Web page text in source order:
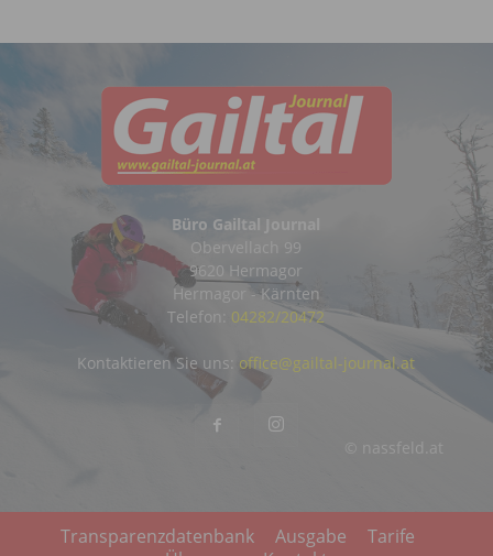
Büro Gailtal Journal
Obervellach 99
9620 Hermagor
Hermagor - Kärnten
Telefon: 04282/20472
© nassfeld.at
Kontaktieren Sie uns: office@gailtal-journal.at
Transparenzdatenbank Ausgabe
Tarife